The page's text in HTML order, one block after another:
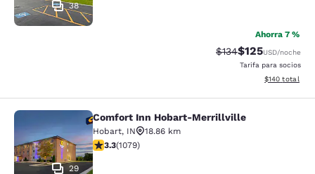
38
Ahorra 7 %
Precio tachado:
$134Precio con
$125USD/noche
Tarifa para socios
Ver detalles
$140 total
Comfort Inn Hobart-Merrillville
29
Comfort Inn Hobart-Merrillville
Hobart, IN
18.86 km
calificación de 3.28 estrellas. Bueno. 1079 reseñas
3.3(1079)